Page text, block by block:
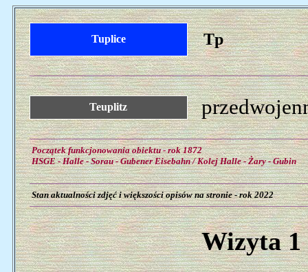
Tuplice Tp
Teuplitz
Początek funkcjonowania obiektu - rok 1872
HSGE - Halle - Sorau - Gubener Eisebahn / Kolej Halle - Żary - Gubin
Stan aktualności zdjęć i większości opisów na stronie - rok 2022
Wizyta 1